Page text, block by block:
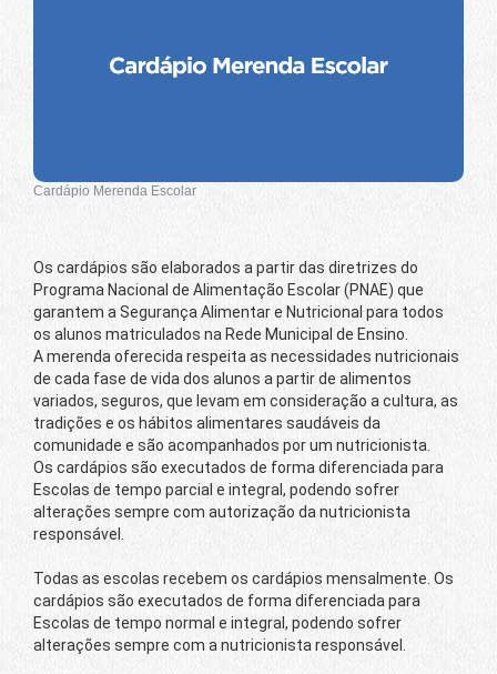
Cardápio Merenda Escolar
Os cardápios são elaborados a partir das diretrizes do
Programa Nacional de Alimentação Escolar (PNAE) que
garantem a Segurança Alimentar e Nutricional para todos
os alunos matriculados na Rede Municipal de Ensino.
A merenda oferecida respeita as necessidades nutricionais
de cada fase de vida dos alunos a partir de alimentos
variados, seguros, que levam em consideração a cultura, as
tradições e os hábitos alimentares saudáveis da
comunidade e são acompanhados por um nutricionista.
Os cardápios são executados de forma diferenciada para
Escolas de tempo parcial e integral, podendo sofrer
alterações sempre com autorização da nutricionista
responsável.
Todas as escolas recebem os cardápios mensalmente. Os
cardápios são executados de forma diferenciada para
Escolas de tempo normal e integral, podendo sofrer
alterações sempre com a nutricionista responsável.